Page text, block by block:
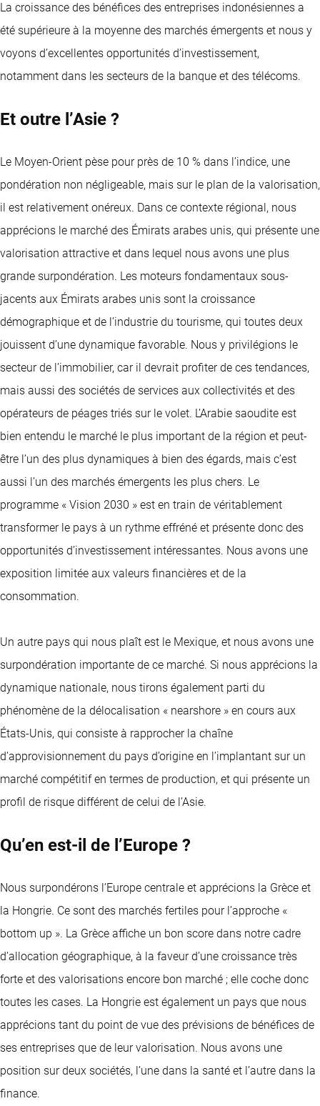
La croissance des bénéfices des entreprises indonésiennes a
été supérieure à la moyenne des marchés émergents et nous y
voyons d’excellentes opportunités d’investissement,
notamment dans les secteurs de la banque et des télécoms.
Et outre l’Asie ?
Le Moyen-Orient pèse pour près de 10 % dans l’indice, une
pondération non négligeable, mais sur le plan de la valorisation,
il est relativement onéreux. Dans ce contexte régional, nous
apprécions le marché des Émirats arabes unis, qui présente une
valorisation attractive et dans lequel nous avons une plus
grande surpondération. Les moteurs fondamentaux sous-
jacents aux Émirats arabes unis sont la croissance
démographique et de l’industrie du tourisme, qui toutes deux
jouissent d’une dynamique favorable. Nous y privilégions le
secteur de l’immobilier, car il devrait profiter de ces tendances,
mais aussi des sociétés de services aux collectivités et des
opérateurs de péages triés sur le volet. L’Arabie saoudite est
bien entendu le marché le plus important de la région et peut-
être l’un des plus dynamiques à bien des égards, mais c’est
aussi l’un des marchés émergents les plus chers. Le
programme « Vision 2030 » est en train de véritablement
transformer le pays à un rythme effréné et présente donc des
opportunités d’investissement intéressantes. Nous avons une
exposition limitée aux valeurs financières et de la
consommation.
Un autre pays qui nous plaît est le Mexique, et nous avons une
surpondération importante de ce marché. Si nous apprécions la
dynamique nationale, nous tirons également parti du
phénomène de la délocalisation « nearshore » en cours aux
États-Unis, qui consiste à rapprocher la chaîne
d’approvisionnement du pays d’origine en l’implantant sur un
marché compétitif en termes de production, et qui présente un
profil de risque différent de celui de l’Asie.
Qu’en est-il de l’Europe ?
Nous surpondérons l’Europe centrale et apprécions la Grèce et
la Hongrie. Ce sont des marchés fertiles pour l’approche «
bottom up ». La Grèce affiche un bon score dans notre cadre
d’allocation géographique, à la faveur d’une croissance très
forte et des valorisations encore bon marché ; elle coche donc
toutes les cases. La Hongrie est également un pays que nous
apprécions tant du point de vue des prévisions de bénéfices de
ses entreprises que de leur valorisation. Nous avons une
position sur deux sociétés, l’une dans la santé et l’autre dans la
finance.